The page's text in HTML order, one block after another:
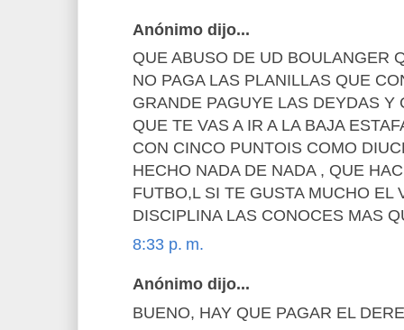
Anónimo dijo...
QUE ABUSO DE UD BOULANGER
NO PAGA LAS PLANILLAS QUE
GRANDE PAGUYE LAS DEYDAS Y
QUE TE VAS A IR A LA BAJA
CON CINCO PUNTOIS COMO
HECHO NADA DE NADA , QUE
FUTBO,L SI TE GUSTA MUCHO EL
DISCIPLINA LAS CONOCES MAS
8:33 p. m.
Anónimo dijo...
BUENO, HAY QUE PAGAR EL